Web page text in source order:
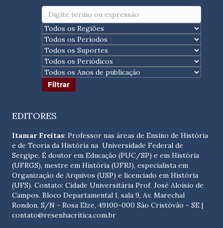
EDITORES
Itamar Freitas: Professor nas áreas de Ensino de História
e de Teoria da História na Universidade Federal de
Sergipe. É doutor em Educação (PUC/SP) e em História
(UFRGS), mestre em História (UFRJ), especialista em
Organização de Arquivos (USP) e licenciado em História
(UFS). Contato: Cidade Universitária Prof. José Aloísio de
Campos. Bloco Departamental I, sala 9, Av. Marechal
Rondon, S/N - Rosa Elze, 49100-000 São Cristóvão - SE |
contato@resenhacritica.com.br